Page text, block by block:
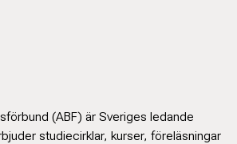
(ABF) är Sveriges ledande
studiecirklar, kurser, föreläsningar